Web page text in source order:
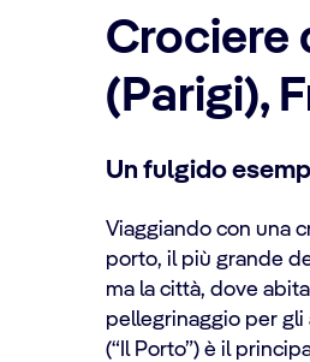
Crociere
(Parigi),
Un fulgido
Viaggiando con una
porto, il più grande
ma la città, dove
pellegrinaggio per
(“Il Porto”) è il